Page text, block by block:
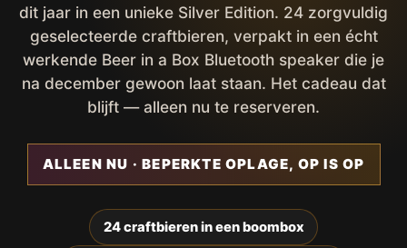
dit jaar in een unieke Silver Edition. 24 zorgvuldig
geselecteerde craftbieren, verpakt in een écht
werkende Beer in a Box Bluetooth speaker die je
na december gewoon laat staan. Het cadeau dat
blijft — alleen nu te reserveren.
ALLEEN NU · BEPERKTE OPLAGE, OP IS OP
24 craftbieren in een boombox